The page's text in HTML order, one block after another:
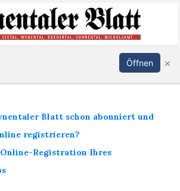
Abonnieren Anmelden
Blatt schon abonniert und
registrieren?
Registration Ihres
Öffnen ×